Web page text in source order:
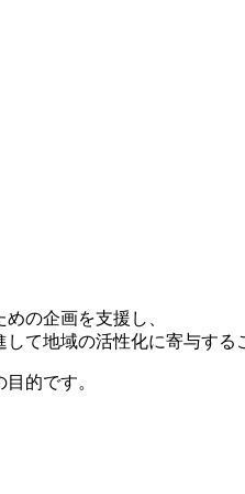
の企画を支援し、
て地域の活性化に寄与する
的です。